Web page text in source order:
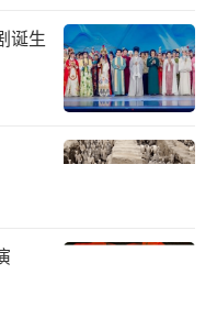
市卫健委、市城管
市重大项目办、市
纪念馆、香山革命
11家市属部门，东
台、石景山、门头
、大兴、平谷、
、知乎、今日头
、梨视频、第一视
诞生